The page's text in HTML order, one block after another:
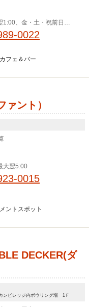
1:00、金・土・祝前日17:
0022
フェ＆バー
ント）
大翌5:00
0015
ントスポット
DECKER(ダ
ンビレッジ内ボウリング場 1Ｆ